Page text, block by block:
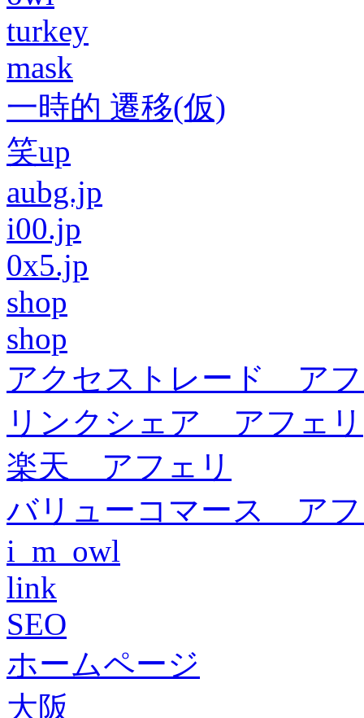
turkey
mask
一時的 遷移(仮)
笑up
aubg.jp
i00.jp
0x5.jp
shop
shop
アクセストレード ア
リンクシェア アフェリ
楽天 アフェリ
バリューコマース ア
i_m_owl
link
SEO
ホームページ
大阪